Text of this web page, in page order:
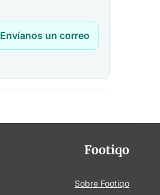
Envíanos un correo
Footiqo
Sobre Footiqo